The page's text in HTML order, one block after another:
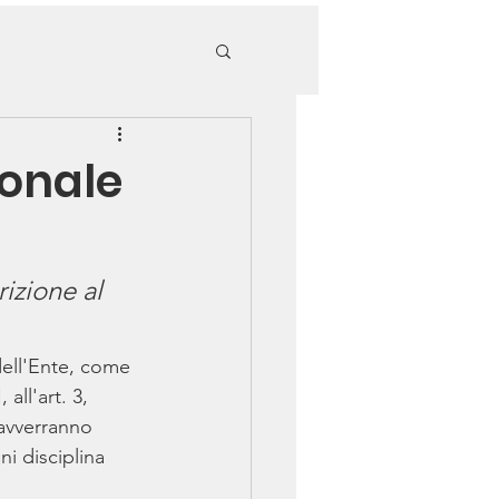
al
come
all'art. 3,
disciplina